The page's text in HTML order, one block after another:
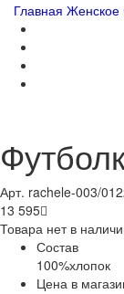
Главная Женское
Арт. rachele-003/
13 595
Товара нет в
Состав
100%хлопок
Цена в